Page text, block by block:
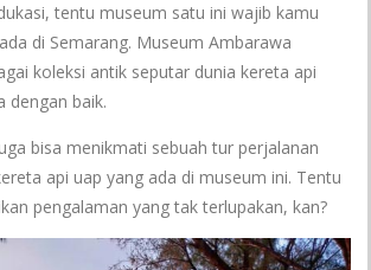
tentu museum satu ini wajib kamu
di Semarang. Museum Ambarawa
koleksi antik seputar dunia kereta api
dengan baik.
bisa menikmati sebuah tur perjalanan
api uap yang ada di museum ini. Tentu
pengalaman yang tak terlupakan, kan?